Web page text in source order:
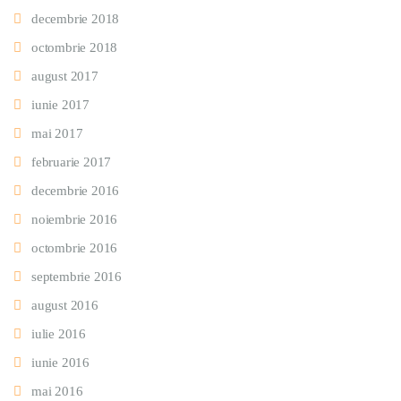
decembrie 2018
octombrie 2018
august 2017
iunie 2017
mai 2017
februarie 2017
decembrie 2016
noiembrie 2016
octombrie 2016
septembrie 2016
august 2016
iulie 2016
iunie 2016
mai 2016